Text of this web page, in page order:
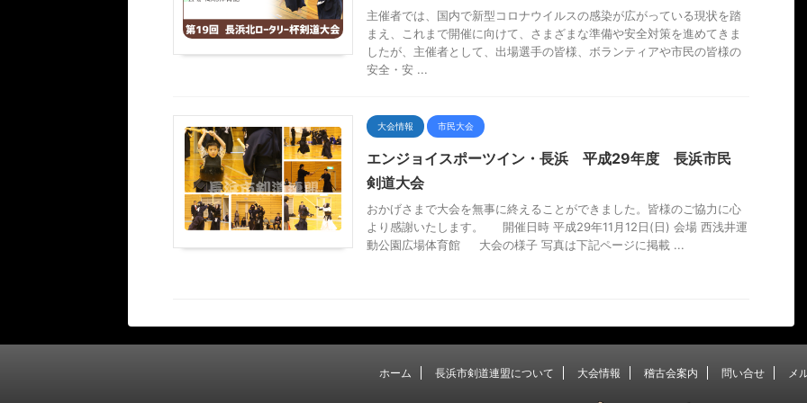
主催者では、国内で新型コロナウイルスの感染が広がっている現状を踏
まえ、これまで開催に向けて、さまざまな準備や安全対策を進めてきま
したが、主催者として、出場選手の皆様、ボランティアや市民の皆様の
安全・安 ...
大会情報 市民大会
エンジョイスポーツイン・長浜 平成29年度 長浜市民
剣道大会
おかげさまで大会を無事に終えることができました。皆様のご協力に心
より感謝いたします。 開催日時 平成29年11月12日(日) 会場 西浅井運
動公園広場体育館 大会の様子 写真は下記ページに掲載 ...
ホーム 長浜市剣道連盟について 大会情報 稽古会案内 問い合せ メ